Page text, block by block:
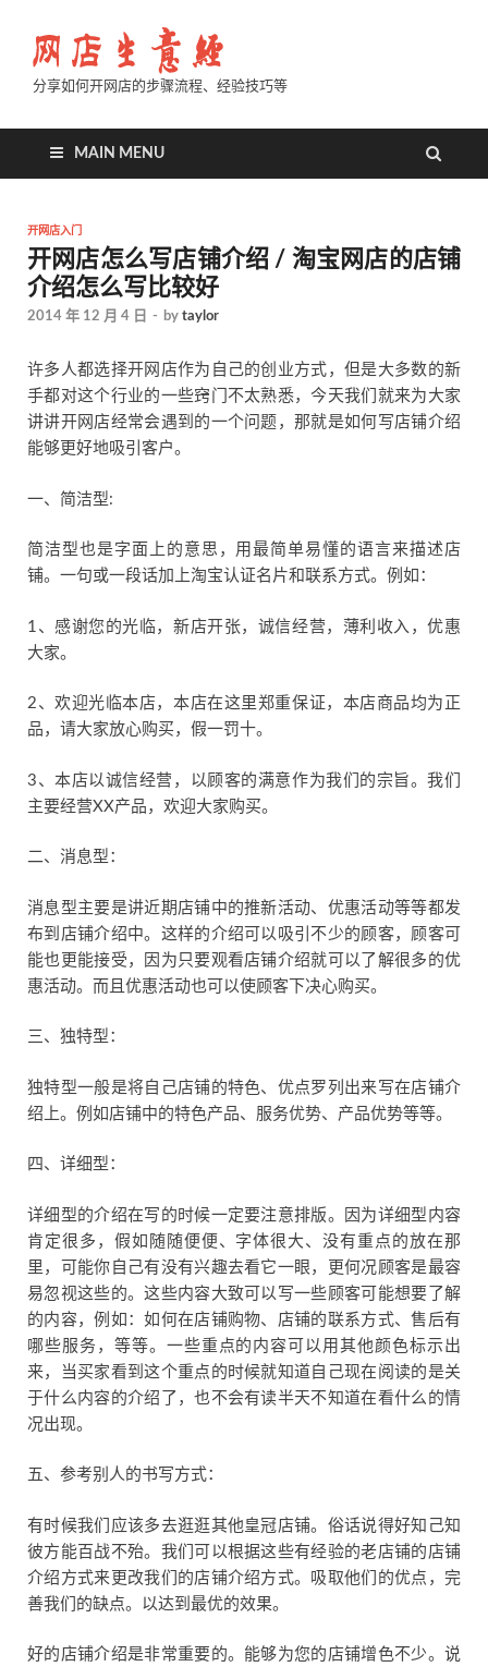
分享如何开网店的步骤流程、经验技巧等
MAIN MENU
开网店入门
开网店怎么写店铺介绍 / 淘宝网店的店铺
介绍怎么写比较好
2014 年 12 月 4 日 - by taylor
许多人都选择开网店作为自己的创业方式，但是大多数的新
手都对这个行业的一些窍门不太熟悉，今天我们就来为大家
讲讲开网店经常会遇到的一个问题，那就是如何写店铺介绍
能够更好地吸引客户。
一、简洁型:
简洁型也是字面上的意思，用最简单易懂的语言来描述店
铺。一句或一段话加上淘宝认证名片和联系方式。例如：
1、感谢您的光临，新店开张，诚信经营，薄利收入，优惠
大家。
2、欢迎光临本店，本店在这里郑重保证，本店商品均为正
品，请大家放心购买，假一罚十。
3、本店以诚信经营，以顾客的满意作为我们的宗旨。我们
主要经营XX产品，欢迎大家购买。
二、消息型：
消息型主要是讲近期店铺中的推新活动、优惠活动等等都发
布到店铺介绍中。这样的介绍可以吸引不少的顾客，顾客可
能也更能接受，因为只要观看店铺介绍就可以了解很多的优
惠活动。而且优惠活动也可以使顾客下决心购买。
三、独特型：
独特型一般是将自己店铺的特色、优点罗列出来写在店铺介
绍上。例如店铺中的特色产品、服务优势、产品优势等等。
四、详细型：
详细型的介绍在写的时候一定要注意排版。因为详细型内容
肯定很多，假如随随便便、字体很大、没有重点的放在那
里，可能你自己有没有兴趣去看它一眼，更何况顾客是最容
易忽视这些的。这些内容大致可以写一些顾客可能想要了解
的内容，例如：如何在店铺购物、店铺的联系方式、售后有
哪些服务，等等。一些重点的内容可以用其他颜色标示出
来，当买家看到这个重点的时候就知道自己现在阅读的是关
于什么内容的介绍了，也不会有读半天不知道在看什么的情
况出现。
五、参考别人的书写方式：
有时候我们应该多去逛逛其他皇冠店铺。俗话说得好知己知
彼方能百战不殆。我们可以根据这些有经验的老店铺的店铺
介绍方式来更改我们的店铺介绍方式。吸取他们的优点，完
善我们的缺点。以达到最优的效果。
好的店铺介绍是非常重要的。能够为您的店铺增色不少。说